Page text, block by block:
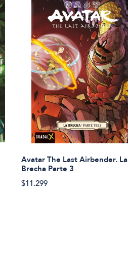
Avatar The Last Airbender. La
Brecha Parte 3
$11.299